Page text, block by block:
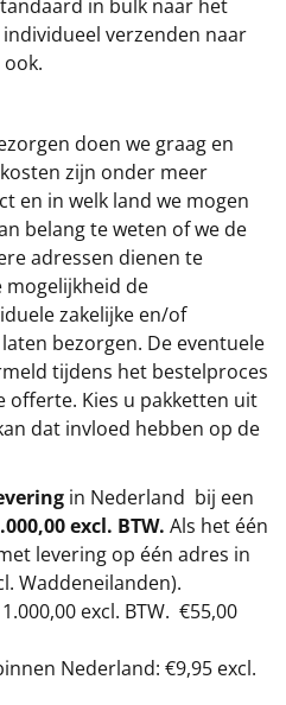
in bulk naar het
verzenden naar
doen we graag en
zijn onder meer
en in welk land we mogen
belang te weten of we de
adressen dienen te
mogelijkheid de
zakelijke en/of
bezorgen. De eventuele
tijdens het bestelproces
offerte. Kies u pakketten uit
dat invloed hebben op de
in Nederland bij een
excl. BTW. Als het één
levering op één adres in
Waddeneilanden).
1.000,00 excl. BTW. €55,00
Nederland: €9,95 excl.